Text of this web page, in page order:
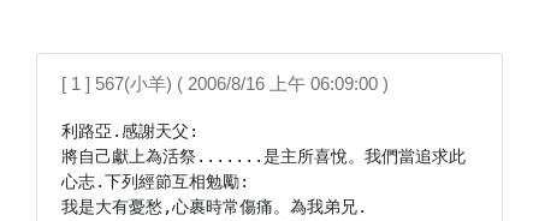
[ 1 ] 567(小羊) ( 2006/8/16 上午 06:09:00 )
利路亞.感謝天父:
將自己獻上為活祭.......是主所喜悅。我們當追求此
心志.下列經節互相勉勵:
我是大有憂愁,心裹時常傷痛。為我弟兄.